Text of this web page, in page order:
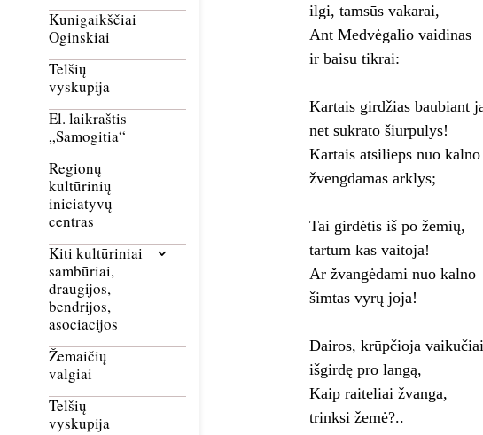
Kunigaikščiai
Oginskiai
Telšių
vyskupija
El. laikraštis
„Samogitia“
Regionų
kultūrinių
iniciatyvų
centras
Kiti kultūriniai
sambūriai,
draugijos,
bendrijos,
asociacijos
Žemaičių
valgiai
Telšių
vyskupija
ilgi, tamsūs vakarai,
Ant Medvėgalio vaidinas
ir baisu tikrai:
Kartais girdžias baubiant
net sukrato šiurpulys!
Kartais atsilieps nuo kalno
žvengdamas arklys;
Tai girdėtis iš po žemių,
tartum kas vaitoja!
Ar žvangėdami nuo kalno
šimtas vyrų joja!
Dairos, krūpčioja
išgirdę pro langą,
Kaip raiteliai žvanga,
trinksi žemė?..